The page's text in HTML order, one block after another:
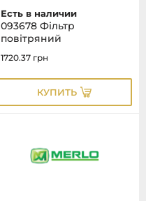
Есть в наличии
093678 Фільтр
повітряний
1720.37 грн
КУПИТЬ